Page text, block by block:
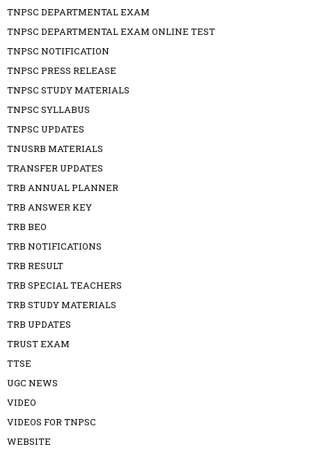
TNPSC DEPARTMENTAL EXAM
TNPSC DEPARTMENTAL EXAM ONLINE TEST
TNPSC NOTIFICATION
TNPSC PRESS RELEASE
TNPSC STUDY MATERIALS
TNPSC SYLLABUS
TNPSC UPDATES
TNUSRB MATERIALS
TRANSFER UPDATES
TRB ANNUAL PLANNER
TRB ANSWER KEY
TRB BEO
TRB NOTIFICATIONS
TRB RESULT
TRB SPECIAL TEACHERS
TRB STUDY MATERIALS
TRB UPDATES
TRUST EXAM
TTSE
UGC NEWS
VIDEO
VIDEOS FOR TNPSC
WEBSITE